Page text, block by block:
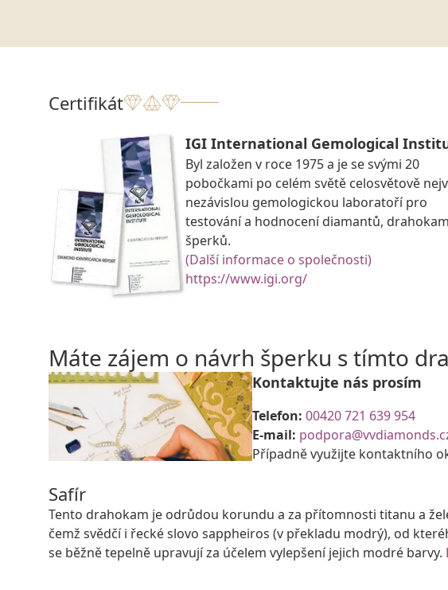
Certifikát
IGI International Gemological
Byl založen v roce 1975 a je se svými 20
pobočkami po celém světě celosvětově
nezávislou gemologickou laboratoří pro
testování a hodnocení diamantů,
šperků.
(Další informace o společnosti)
https://www.igi.org/
Máte zájem o návrh šperku s tímto
Kontaktujte nás prosím
Telefon: 00420 721 639 954
E-mail:
Případně využijte kontaktního
Safír
Tento drahokam je odrůdou korundu a za přítomnosti titanu a
čemž svědčí i řecké slovo sappheiros (v překladu modrý), od
se běžně tepelně upravují za účelem vylepšení jejich modré barvy.